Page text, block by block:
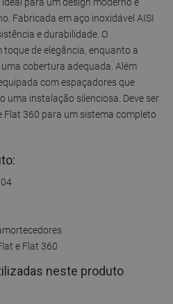
Fabricada em aço inoxidável AISI
e durabilidade. O
de elegância, enquanto a
cobertura adequada. Além
com espaçadores que
uma instalação silenciosa. Deve ser
360 para um sistema completo
e Flat 360
neste produto